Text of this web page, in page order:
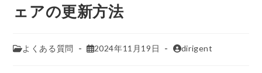
ェアの更新方法
よくある質問 2024年11月19日 dirigent